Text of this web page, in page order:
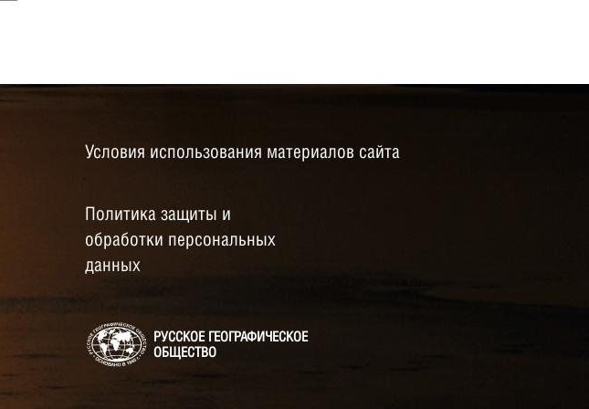
Условия использования материалов сайта
Политика защиты и
обработки персональных
данных
РУССКОЕ ГЕОГРАФИЧЕСКОЕ
ОБЩЕСТВО